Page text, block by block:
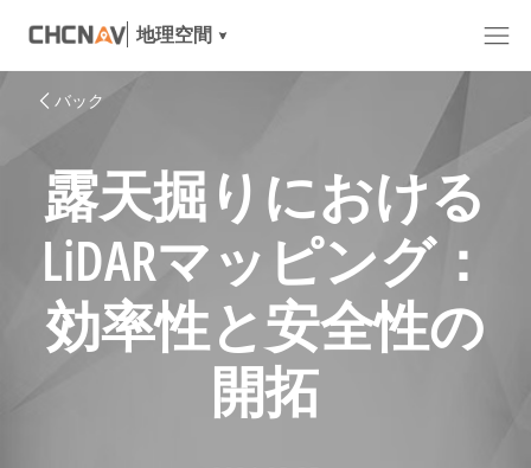
地理空間
バック
露天掘りにおける
LiDARマッピング：
効率性と安全性の
開拓